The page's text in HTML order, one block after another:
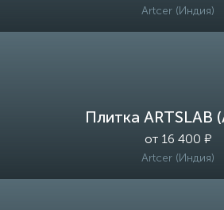
Artcer (Индия)
Плитка ARTSLAB
от 16 400 ₽
Artcer (Индия)